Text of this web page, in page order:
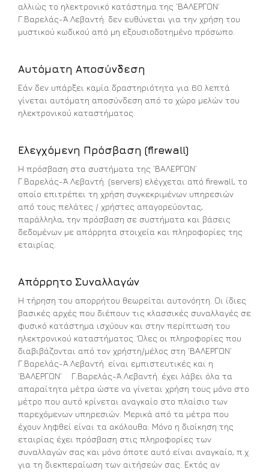
αλλιώς το ηλεκτρονικό κατάστημα της ‘ΒΑΛΕΡΓΟΝ’
Γ.Βαρελάς-Ά.Λεβαντή. δεν ευθύνεται για την χρήση του
μυστικού κωδικού από μη εξουσιοδοτημένο πρόσωπο.
Αυτόματη Αποσύνδεση
Εάν δεν υπάρξει καμία δραστηριότητα για 60 λεπτά
γίνεται αυτόματη αποσύνδεση από το χώρο μελών του
ηλεκτρονικού καταστήματος.
Ελεγχόμενη Πρόσβαση (firewall)
Η πρόσβαση στα συστήματα της ‘ΒΑΛΕΡΓΟΝ’
Γ.Βαρελάς-Ά.Λεβαντή. (servers) ελέγχεται από firewall, το
οποίο επιτρέπει τη χρήση συγκεκριμένων υπηρεσιών
από τους πελάτες / χρήστες απαγορεύοντας,
παράλληλα, την πρόσβαση σε συστήματα και βάσεις
δεδομένων με απόρρητα στοιχεία και πληροφορίες της
εταιρίας.
Απόρρητο Συναλλαγών
Η τήρηση του απορρήτου θεωρείται αυτονόητη. Οι ίδιες
βασικές αρχές που διέπουν τις κλασσικές συναλλαγές σε
φυσικό κατάστημα ισχύουν και στην περίπτωση του
ηλεκτρονικού καταστήματος. Όλες οι πληροφορίες που
διαβιβάζονται από τον χρήστη/μέλος στη ‘ΒΑΛΕΡΓΟΝ’
Γ.Βαρελάς-Ά.Λεβαντή. είναι εμπιστευτικές και η
‘ΒΑΛΕΡΓΟΝ’ Γ.Βαρελάς-Ά.Λεβαντή. έχει λάβει όλα τα
απαραίτητα μέτρα ώστε να γίνεται χρήση τους μόνο στο
μέτρο που αυτό κρίνεται αναγκαίο στο πλαίσιο των
παρεχόμενων υπηρεσιών. Μερικά από τα μέτρα που
έχουν ληφθεί είναι τα ακόλουθα: Μόνο η διοίκηση της
εταιρίας έχει πρόσβαση στις πληροφορίες των
συναλλαγών σας και μόνο όποτε αυτό είναι αναγκαίο, π.χ.
για τη διεκπεραίωση των αιτήσεών σας. Εκτός αν